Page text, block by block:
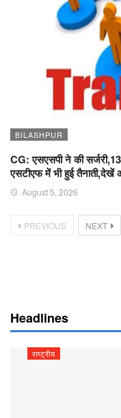
BILASHPUR
CG: एसएसपी ने की
एसटीएफ में भी हुई
August 5, 2026
PREVIOUS NEXT
Headlines
राष्ट्रीय